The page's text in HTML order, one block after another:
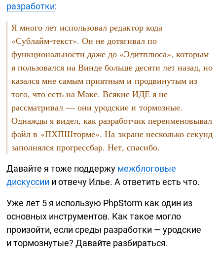
разработки:
Я много лет использовал редактор кода
«Сублайм-текст». Он не дотягивал по
функциональности даже до «Эдитплюса», которым
я пользовался на Винде больше десяти лет назад, но
казался мне самым приятным и продвинутым из
того, что есть на Маке. Всякие ИДЕ я не
рассматривал — они уродские и тормозные.
Однажды я видел, как разработчик переименовывал
файл в «ПХПШторме». На экране несколько секунд
заполнялся прогрессбар. Нет, спасибо.
Давайте я тоже поддержу межблоговые
дискуссии и отвечу Илье. А ответить есть что.
Уже лет 5 я использую PhpStorm как один из
основных инструментов. Как такое могло
произойти, если среды разработки — уродские
и тормознутые? Давайте разбираться.